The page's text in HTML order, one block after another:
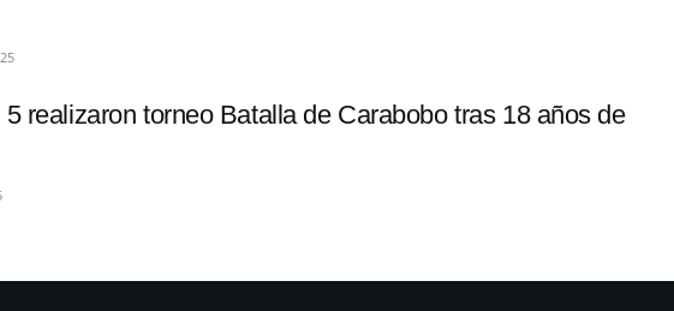
realizaron torneo Batalla de Carabobo tras 18 años de